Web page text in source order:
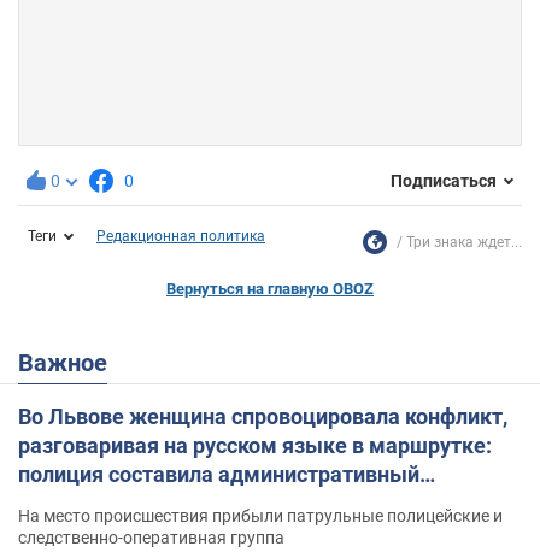
0 0 Подписаться
Теги Редакционная политика Три знака ждет...
Вернуться на главную OBOZ
Важное
Во Львове женщина спровоцировала конфликт,
разговаривая на русском языке в маршрутке:
полиция составила административный
На место происшествия прибыли патрульные полицейские и
следственно-оперативная группа